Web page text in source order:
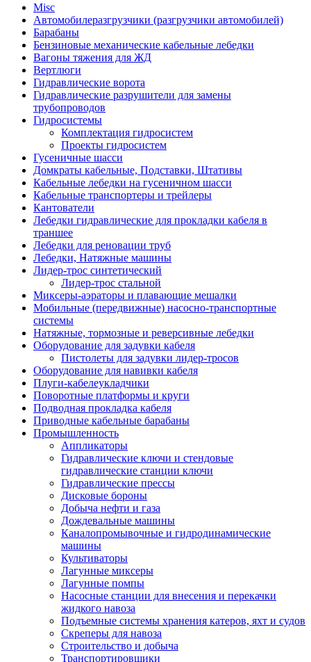
Misc
Автомобилеразгрузчики (разгрузчики автомобилей)
Барабаны
Бензиновые механические кабельные лебедки
Вагоны тяжения для ЖД
Вертлюги
Гидравлические ворота
Гидравлические разрушители для замены
трубопроводов
Гидросистемы
Комплектация гидросистем
Проекты гидросистем
Гусеничные шасси
Домкраты кабельные, Подставки, Штативы
Кабельные лебедки на гусеничном шасси
Кабельные транспортеры и трейлеры
Кантователи
Лебедки гидравлические для прокладки кабеля в
траншее
Лебедки для реновации труб
Лебедки, Натяжные машины
Лидер-трос синтетический
Лидер-трос стальной
Миксеры-аэраторы и плавающие мешалки
Мобильные (передвижные) насосно-транспортные
системы
Натяжные, тормозные и реверсивные лебедки
Оборудование для задувки кабеля
Пистолеты для задувки лидер-тросов
Оборудование для навивки кабеля
Плуги-кабелеукладчики
Поворотные платформы и круги
Подводная прокладка кабеля
Приводные кабельные барабаны
Промышленность
Аппликаторы
Гидравлические ключи и стендовые
гидравлические станции ключи
Гидравлические прессы
Дисковые бороны
Добыча нефти и газа
Дождевальные машины
Каналопромывочные и гидродинамические
машины
Культиваторы
Лагунные миксеры
Лагунные помпы
Насосные станции для внесения и перекачки
жидкого навоза
Подъемные системы хранения катеров, яхт и судов
Скреперы для навоза
Строительство и добыча
Транспортировщики